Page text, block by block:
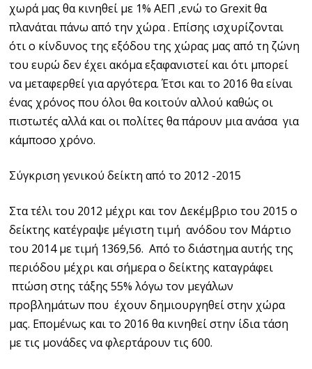
χωρά μας θα κινηθεί με 1% ΑΕΠ ,ενώ το Grexit θα
πλανάται πάνω από την χώρα . Επίσης ισχυρίζονται
ότι ο κίνδυνος της εξόδου της χώρας μας από τη ζώνη
του ευρώ δεν έχει ακόμα εξαφανιστεί και ότι μπορεί
να μεταφερθεί για αργότερα. Έτσι και το 2016 θα είναι
ένας χρόνος που όλοι θα κοιτούν αλλού καθώς οι
πιστωτές αλλά και οι πολίτες θα πάρουν μια ανάσα για
κάμποσο χρόνο.
Σύγκριση γενικού δείκτη από το 2012 -2015
Στα τέλι του 2012 μέχρι και τον Δεκέμβριο του 2015 ο
δείκτης κατέγραψε μέγιστη τιμή ανόδου τον Μάρτιο
του 2014 με τιμή 1369,56. Από το διάστημα αυτής της
περιόδου μέχρι και σήμερα ο δείκτης καταγράφει
πτώση στης τάξης 55% λόγω τον μεγάλων
προβλημάτων που έχουν δημιουργηθεί στην χώρα
μας. Επομένως και το 2016 θα κινηθεί στην ίδια τάση
με τις μονάδες να φλερτάρουν τις 600.